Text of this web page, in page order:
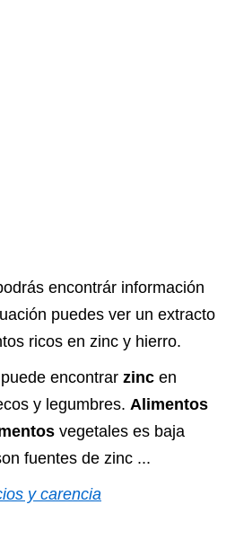
encontrár información
puedes ver un extracto
ricos en zinc y hierro.
encontrar zinc en
y legumbres. Alimentos
vegetales es baja
fuentes de zinc ...
y carencia